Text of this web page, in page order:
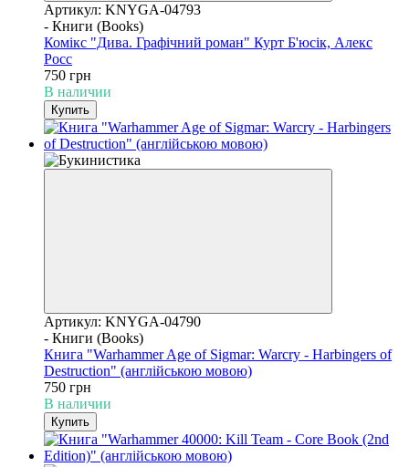
Артикул: KNYGA-04793
- Книги (Books)
Комікс "Дива. Графічний роман" Курт Б'юсік, Алекс
Росс
750 грн
В наличии
Купить
Артикул: KNYGA-04790
- Книги (Books)
Книга "Warhammer Age of Sigmar: Warcry - Harbingers of
Destruction" (англійською мовою)
750 грн
В наличии
Купить